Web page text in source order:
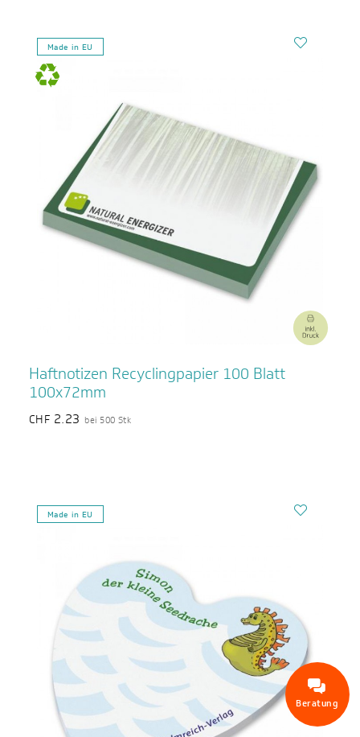
Made in EU
Haftnotizen Recyclingpapier 100 Blatt
100x72mm
CHF 2.23 bei 500 Stk
Made in EU
Beratung